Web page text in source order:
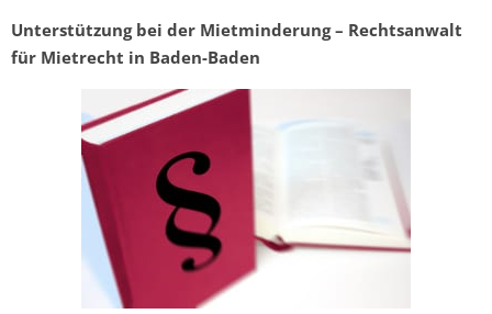
Unterstützung bei der Mietminderung – Rechtsanwalt
für Mietrecht in Baden-Baden